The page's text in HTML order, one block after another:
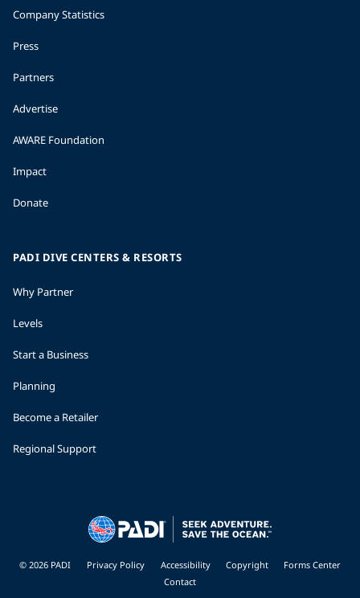
Company Statistics
Press
Partners
Advertise
AWARE Foundation
Impact
Donate
PADI DIVE CENTERS & RESORTS
Why Partner
Levels
Start a Business
Planning
Become a Retailer
Regional Support
© 2026 PADI Privacy Policy Accessibility Copyright
Forms Center
Contact